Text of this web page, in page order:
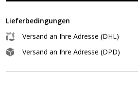
Lieferbedingungen
Versand an Ihre Adresse (DHL)
Versand an Ihre Adresse (DPD)